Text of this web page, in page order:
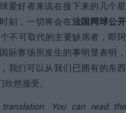
爱好者来说在接下来的几个星
刻，一切将会在法国网球公开
不可取代的主要缺席者，即阿
际赛场所发生的事明显表明，
我们可以从我们已拥有的东西
然接受。
You can read the